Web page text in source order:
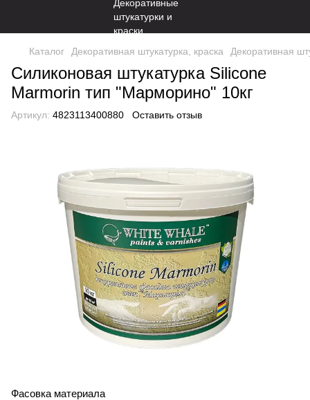
Каталог Декоративная штукатурка, краска Декоративная
Силиконовая штукатурка Silicone
Marmorin тип "Марморино" 10кг
Артикул: 4823113400880 Оставить отзыв
Фасовка материала